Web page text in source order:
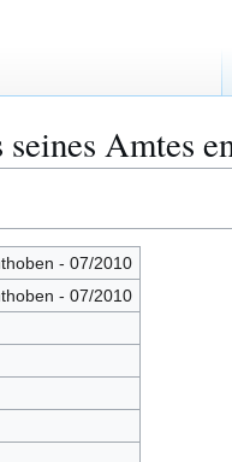
Amtes
- 07/2010
- 07/2010